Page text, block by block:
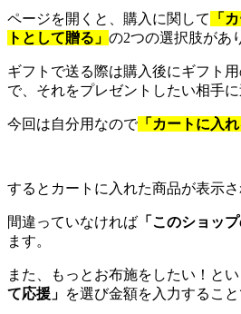
ページを開くと、購入に関して 「
トとして贈る」 の2つの選択肢があ
ギフトで送る際は購入後にギフト
で、それをプレゼントしたい相手
今回は自分用なので 「カートに入れ
するとカートに入れた商品が表示さ
間違っていなければ 「このショッ
ます。
また、もっとお布施をしたい！と
て応援」 を選び金額を入力するこ